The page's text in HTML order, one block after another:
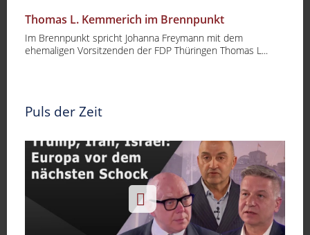
Thomas L. Kemmerich im Brennpunkt
Im Brennpunkt spricht Johanna Freymann mit dem
ehemaligen Vorsitzenden der FDP Thüringen Thomas L...
Puls der Zeit